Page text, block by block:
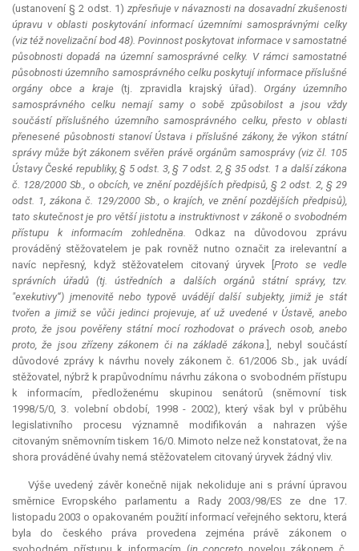
(ustanovení § 2 odst. 1) zpřesňuje v návaznosti na dosavadní zkušenosti
úpravu v oblasti poskytování informací územními samosprávnými celky
(viz též novelizační bod 48). Povinnost poskytovat informace v samostatné
působnosti dopadá na územní samosprávné celky. V rámci samostatné
působnosti územního samosprávného celku poskytují informace příslušné
orgány obce a kraje (tj. zpravidla krajský úřad). Orgány územního
samosprávného celku nemají samy o sobě způsobilost a jsou vždy
součástí příslušného územního samosprávného celku, přesto v oblasti
přenesené působnosti stanoví Ústava i příslušné zákony, že výkon státní
správy může být zákonem svěřen právě orgánům samosprávy (viz čl. 105
Ústavy České republiky, § 5 odst. 3, § 7 odst. 2, § 35 odst. 1 a další zákona
č. 128/2000 Sb., o obcích, ve znění pozdějších předpisů, § 2 odst. 2, § 29
odst. 1, zákona č. 129/2000 Sb., o krajích, ve znění pozdějších předpisů),
tato skutečnost je pro větší jistotu a instruktivnost v zákoně o svobodném
přístupu k informacím zohledněna. Odkaz na důvodovou zprávu
prováděný stěžovatelem je pak rovněž nutno označit za irelevantní a
navíc nepřesný, když stěžovatelem citovaný úryvek [Proto se vedle
správních úřadů (tj. ústředních a dalších orgánů státní správy, tzv.
"exekutivy“) jmenovitě nebo typově uvádějí další subjekty, jimiž je stát
tvořen a jimiž se vůči jedinci projevuje, ať už uvedené v Ústavě, anebo
proto, že jsou pověřeny státní mocí rozhodovat o právech osob, anebo
proto, že jsou zřízeny zákonem či na základě zákona. ], nebyl součástí
důvodové zprávy k návrhu novely zákonem č. 61/2006 Sb., jak uvádí
stěžovatel, nýbrž k prapůvodnímu návrhu zákona o svobodném přístupu
k informacím, předloženému skupinou senátorů (sněmovní tisk
1998/5/0, 3. volební období, 1998 - 2002), který však byl v průběhu
legislativního procesu významně modifikován a nahrazen výše
citovaným sněmovním tiskem 16/0. Mimoto nelze než konstatovat, že na
shora prováděné úvahy nemá stěžovatelem citovaný úryvek žádný vliv.
Výše uvedený závěr konečně nijak nekoliduje ani s právní úpravou
směrnice Evropského parlamentu a Rady 2003/98/ES ze dne 17.
listopadu 2003 o opakovaném použití informací veřejného sektoru, která
byla do českého práva provedena zejména právě zákonem o